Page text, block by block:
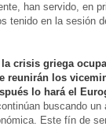
han servido, en
tenido en la sesión
la crisis griega
reunirán los
lo hará el
buscando
Este fín de